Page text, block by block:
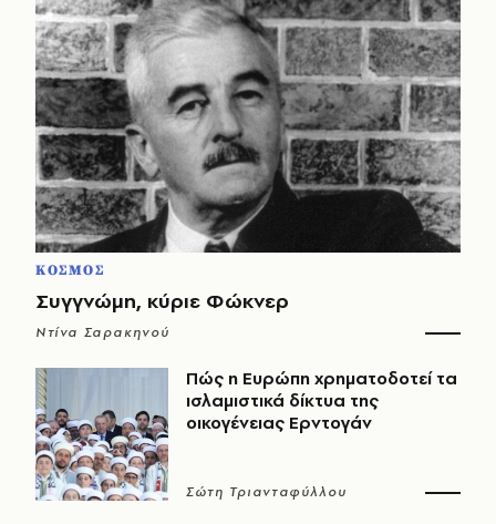
ΚΟΣΜΟΣ
Συγγνώμη, κύριε Φώκνερ
Ντίνα Σαρακηνού
Πώς η Ευρώπη χρηματοδοτεί τα
ισλαμιστικά δίκτυα της
οικογένειας Ερντογάν
Σώτη Τριανταφύλλου